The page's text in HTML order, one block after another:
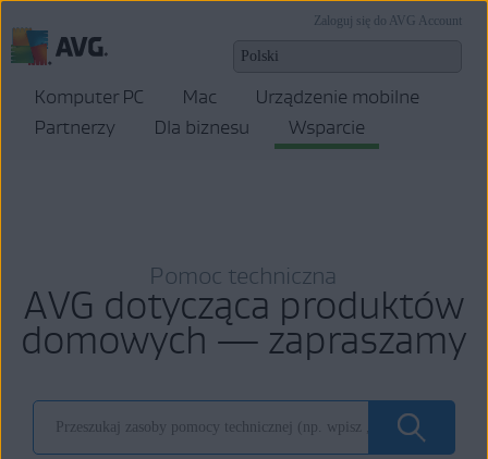
Zaloguj się do AVG Account
Komputer PC Mac
Urządzenie mobilne
Partnerzy
Dla biznesu Wsparcie
Pomoc techniczna
AVG dotycząca produktów
domowych — zapraszamy